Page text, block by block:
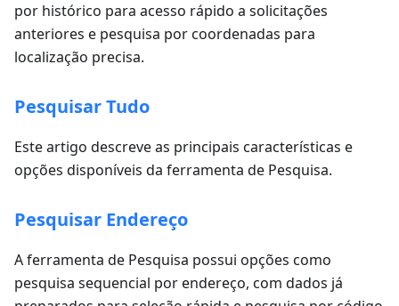
por histórico para acesso rápido a solicitações
anteriores e pesquisa por coordenadas para
localização precisa.
Pesquisar Tudo
Este artigo descreve as principais características e
opções disponíveis da ferramenta de Pesquisa.
Pesquisar Endereço
A ferramenta de Pesquisa possui opções como
pesquisa sequencial por endereço, com dados já